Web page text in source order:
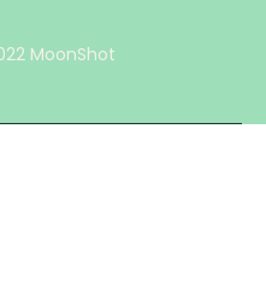
MoonShot